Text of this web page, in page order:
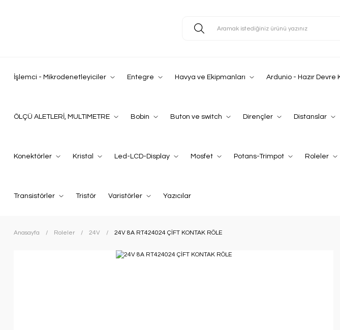
İşlemci - Mikrodenetleyiciler Entegre Havya ve Ekipmanları Ardunio - Hazır Devre
ÖLÇÜ ALETLERİ, MULTIMETRE Bobin Buton ve switch Dirençler Distanslar
Konektörler Kristal Led-LCD-Display Mosfet Potans-Trimpot Roleler
Transistörler Tristör Varistörler Yazıcılar
Anasayfa Roleler 24V 24V 8A RT424024 ÇİFT KONTAK RÖLE